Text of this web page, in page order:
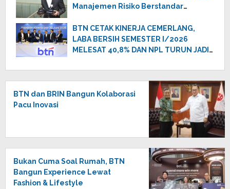
Manajemen Risiko Berstandar
Berkelanjutan
BTN CETAK KINERJA CEMERLANG,
LABA BERSIH SEMESTER I/2026
MELESAT 40,8% DAN NPL TURUN JADI
BTN dan BRIN Bangun Kolaborasi
Pacu Inovasi
Bukan Cuma Soal Rumah, BTN
Bangun Experience Lewat
Fashion & Lifestyle